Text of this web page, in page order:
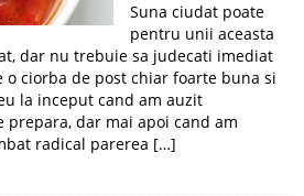
Suna ciudat poate
pentru unii aceasta
dar nu trebuie sa judecati imediat
o ciorba de post chiar foarte buna si
la inceput cand am auzit
dar mai apoi cand am
radical parerea […]